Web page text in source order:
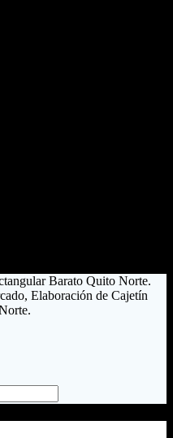
Barato Quito Norte.
Elaboración de Cajetín